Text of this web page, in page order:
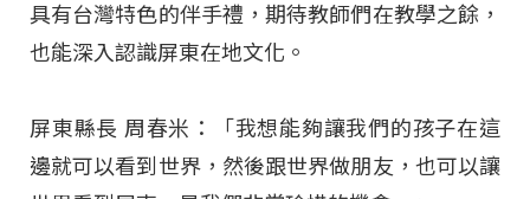
具有台灣特色的伴手禮，期待教師們在教學之餘，
也能深入認識屏東在地文化。
屏東縣長 周春米：「我想能夠讓我們的孩子在這
邊就可以看到世界，然後跟世界做朋友，也可以讓